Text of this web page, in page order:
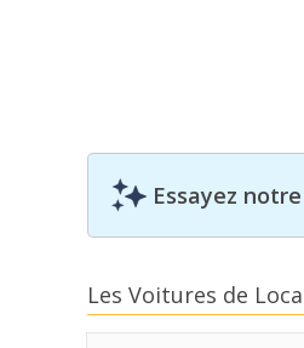
Essayez
Les Voitures de